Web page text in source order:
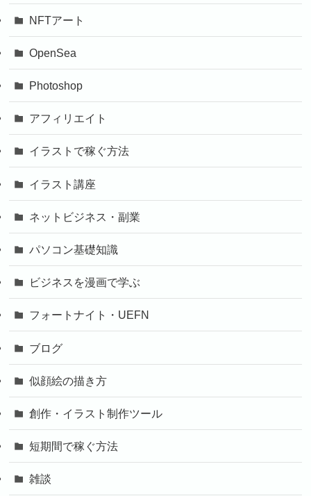
NFTアート
OpenSea
Photoshop
アフィリエイト
イラストで稼ぐ方法
イラスト講座
ネットビジネス・副業
パソコン基礎知識
ビジネスを漫画で学ぶ
フォートナイト・UEFN
ブログ
似顔絵の描き方
創作・イラスト制作ツール
短期間で稼ぐ方法
雑談